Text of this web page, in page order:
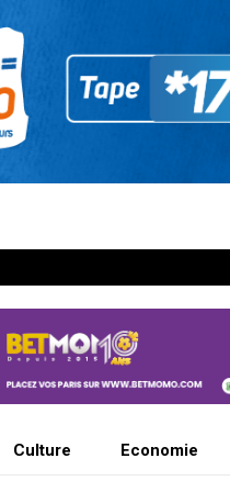
Culture Economie